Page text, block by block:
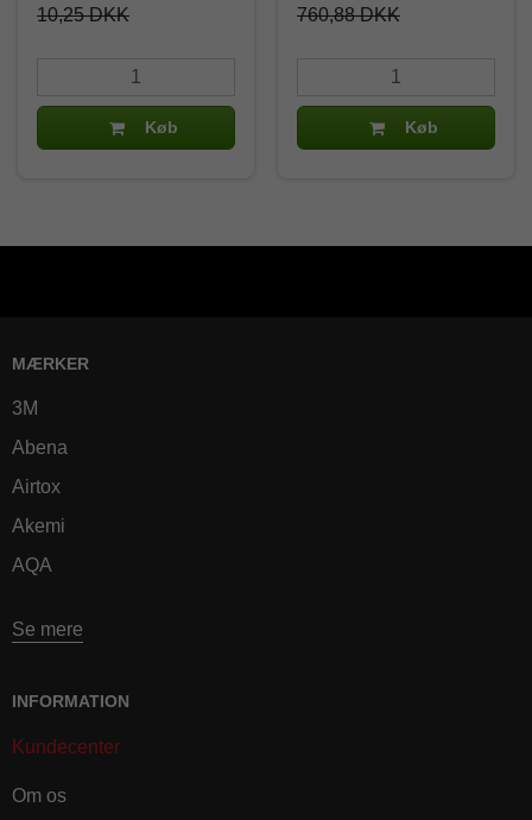
10,25 DKK
Køb
760,88 DKK
Køb
MÆRKER
3M
Abena
Airtox
Akemi
AQA
Se mere
INFORMATION
Kundecenter
Om os